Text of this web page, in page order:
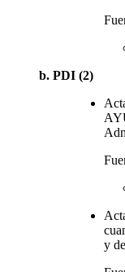
b. PDI (2)
y